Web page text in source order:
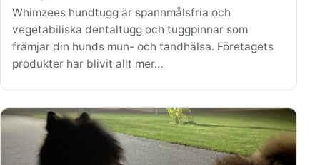
Whimzees hundtugg är spannmålsfria och
vegetabiliska dentaltugg och tuggpinnar som
främjar din hunds mun- och tandhälsa. Företagets
produkter har blivit allt mer…